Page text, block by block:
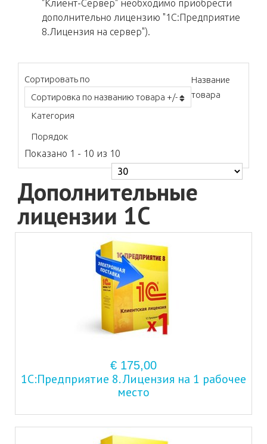
"Клиент-Сервер" необходимо приобрести
дополнительно лицензию "1С:Предприятие
8.Лицензия на сервер").
Сортировать по
Сортировка по названию товара +/-
Название
товара
Категория
Порядок
Показано 1 - 10 из 10
Дополнительные
лицензии 1С
€ 175,00
1С:Предприятие 8. Лицензия на 1 рабочее
место